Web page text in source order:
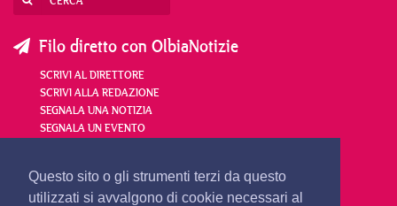
Questo sito o gli strumenti terzi da questo
utilizzati si avvalgono di cookie necessari al
Filo diretto con OlbiaNotizie
SCRIVI AL DIRETTORE
SCRIVI ALLA REDAZIONE
SEGNALA UNA NOTIZIA
SEGNALA UN EVENTO
redazione@olbianotizie.it